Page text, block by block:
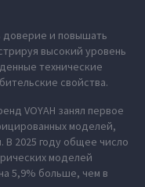
доверие и повышать
высокий уровень
технические
свойства.
VOYAH занял первое
моделей,
В 2025 году общее число
моделей
5,9% больше, чем в